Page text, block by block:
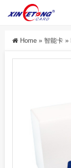
Home » 智能卡 »